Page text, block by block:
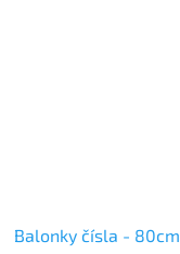
Balonky čísla - 80cm